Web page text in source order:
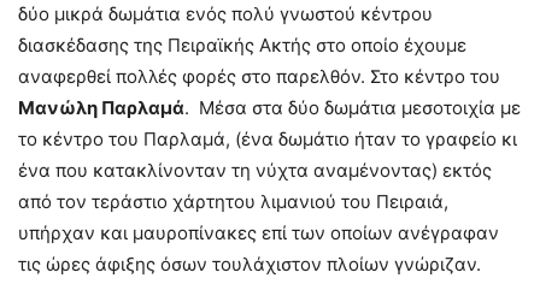
δύο μικρά δωμάτια ενός πολύ γνωστού κέντρου
διασκέδασης της Πειραϊκής Ακτής στο οποίο έχουμε
αναφερθεί πολλές φορές στο παρελθόν. Στο κέντρο του
Μανώλη Παρλαμά. Μέσα στα δύο δωμάτια μεσοτοιχία με
το κέντρο του Παρλαμά, (ένα δωμάτιο ήταν το γραφείο κι
ένα που κατακλίνονταν τη νύχτα αναμένοντας) εκτός
από τον τεράστιο χάρτητου λιμανιού του Πειραιά,
υπήρχαν και μαυροπίνακες επί των οποίων ανέγραφαν
τις ώρες άφιξης όσων τουλάχιστον πλοίων γνώριζαν.